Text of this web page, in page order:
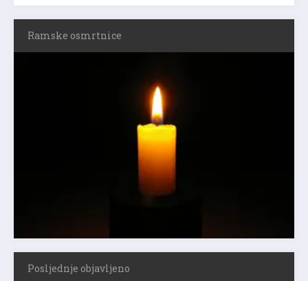
Ramske osmrtnice
Posljednje objavljeno